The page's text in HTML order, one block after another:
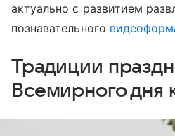
актуально с развитием
познавательного
Традиции
Всемирного дня